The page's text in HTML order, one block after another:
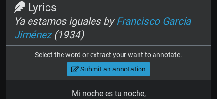
Lyrics
Ya estamos iguales byFrancisco García
Jiménez(1934)
Select the word or extract your want to annotate.
Submit an annotation
Mi noche es tu noche,